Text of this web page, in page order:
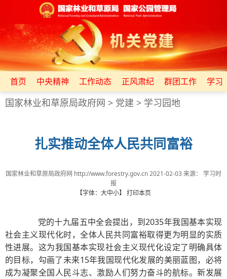
首页 中央精神 工作动态 正风肃纪 群团工作 学习
国家林业和草原局政府网 > 党建 > 学习园地
扎实推动全体人民共同富裕
国家林业和草原局政府网 http://www.forestry.gov.cn2021-02-03 来源： 学习时
报
【字体： 大中小】 打印本页
党的十九届五中全会提出，到2035年我国基本实现
社会主义现代化时，全体人民共同富裕取得更为明显的实质
性进展。这为我国基本实现社会主义现代化设定了明确具体
的目标，勾画了未来15年我国现代化发展的美丽蓝图，必将
成为凝聚全国人民斗志、激励人们努力奋斗的航标。新发展